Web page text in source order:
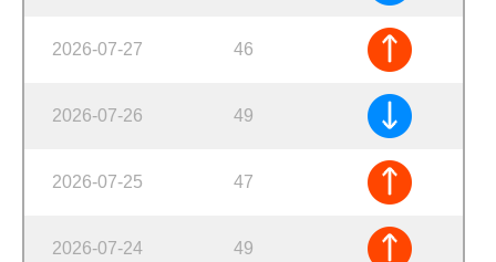
2026-07-27 46
2026-07-26 49
2026-07-25 47
2026-07-24 49